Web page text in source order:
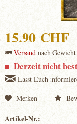
15.90 CHF
Versand nach
Derzeit nicht
Lasst Euch
Merken
Artikel-Nr.: